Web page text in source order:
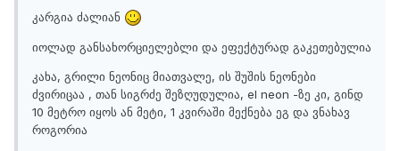
კარგია ძალიან
იოლად განსახორციელებლი და ეფექტურად გაკეთებულია
კახა, გრილი ნეონიც მიათვალე, ის შუშის ნეონები
ძვირიცაა , თან სიგრძე შეზღუდულია, el neon -ზე კი, გინდ
10 მეტრო იყოს ან მეტი, 1 კვირაში მექნება ეგ და ვნახავ
როგორია